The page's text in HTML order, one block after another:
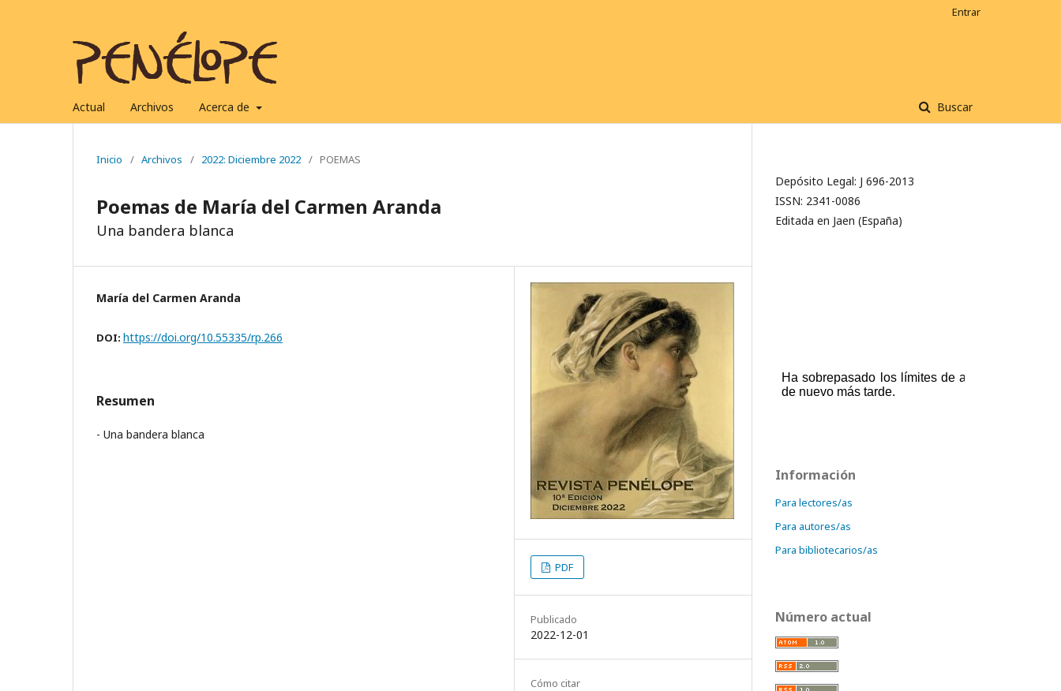
Actual Archivos Acerca de Buscar
Entrar
Inicio / Archivos / 2022: Diciembre 2022 / POEMAS
Poemas de María del Carmen Aranda
Una bandera blanca
María del Carmen Aranda
DOI: https://doi.org/10.55335/rp.266
Resumen
- Una bandera blanca
PDF
Publicado
2022-12-01
Cómo citar
Depósito Legal: J 696-2013
ISSN: 2341-0086
Editada en Jaen (España)
Información
Para lectores/as
Para autores/as
Para bibliotecarios/as
Número actual